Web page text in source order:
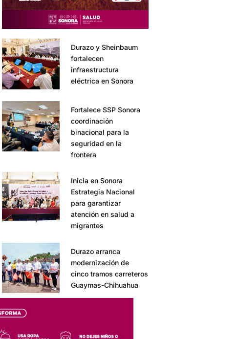
Durazo y Sheinbaum
fortalecen
infraestructura
eléctrica en Sonora
Fortalece SSP Sonora
coordinación
binacional para la
seguridad en la
frontera
Inicia en Sonora
Estrategia Nacional
para garantizar
atención en salud a
migrantes
Durazo arranca
modernización de
cinco tramos carreteros
Guaymas-Chihuahua